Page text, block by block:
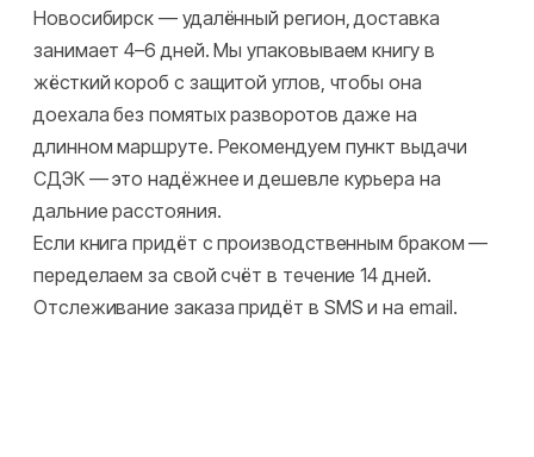
Новосибирск — удалённый регион, доставка
занимает 4–6 дней. Мы упаковываем книгу в
жёсткий короб с защитой углов, чтобы она
доехала без помятых разворотов даже на
длинном маршруте. Рекомендуем пункт выдачи
СДЭК — это надёжнее и дешевле курьера на
дальние расстояния.
Если книга придёт с производственным браком —
переделаем за свой счёт в течение 14 дней.
Отслеживание заказа придёт в SMS и на email.